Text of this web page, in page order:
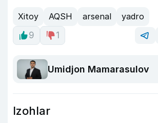
Xitoy AQSH arsenal
yadro
9
1
Umidjon Mamarasulov
Izohlar